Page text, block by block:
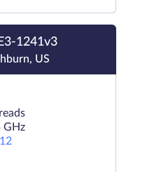
1241v3
US
GHz